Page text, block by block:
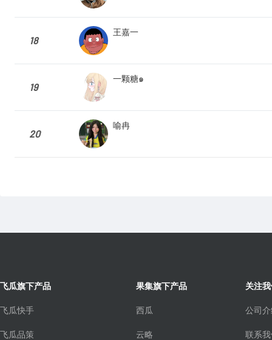
18
王嘉一
19
一颗糖๑
20
喻冉
飞瓜旗下产品
飞瓜快手
飞瓜品策
果集旗下产品
西瓜
云略
关注
公司
联系